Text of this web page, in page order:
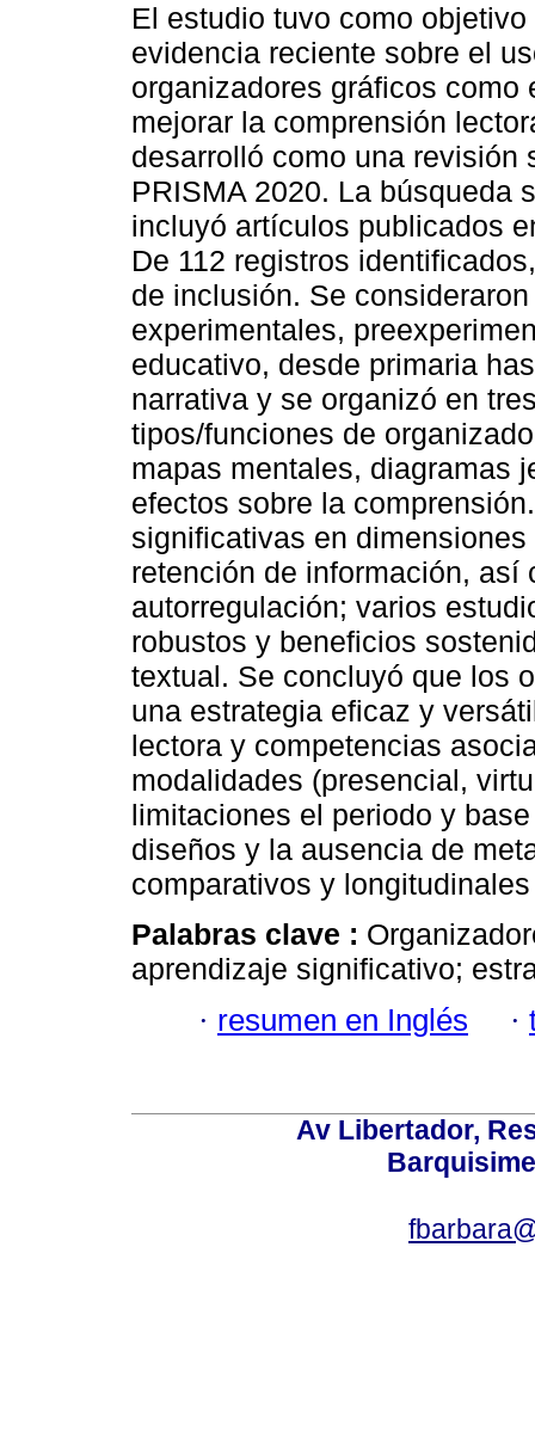
El estudio tuvo como
evidencia reciente sobre el
organizadores gráficos como
mejorar la comprensión
desarrolló como una
PRISMA 2020. La búsqueda
incluyó artículos publicados
De 112 registros
de inclusión. Se
experimentales,
educativo, desde primaria
narrativa y se organizó en
tipos/funciones de
mapas mentales, diagramas
efectos sobre la
significativas en
retención de información, así
autorregulación; varios
robustos y beneficios
textual. Se concluyó que los
una estrategia eficaz y
lectora y competencias
modalidades (presencial,
limitaciones el periodo y
diseños y la ausencia de
comparativos y
Palabras clave :
aprendizaje significativo;
· resumen en Inglés ·
Av Libertador,